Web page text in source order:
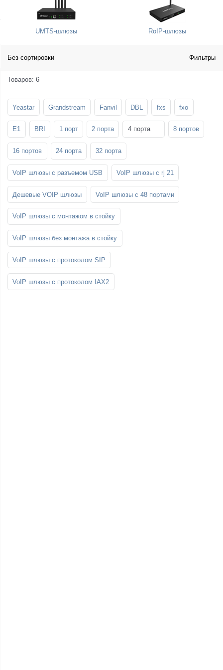
UMTS-шлюзы RoIP-шлюзы
Без сортировки Фильтры
Товаров: 6
Yeastar Grandstream Fanvil DBL fxs fxo
E1 BRI 1 порт 2 порта 4 порта 8 портов
16 портов 24 порта 32 порта
VoIP шлюзы с разъемом USB VoIP шлюзы с rj 21
Дешевые VOIP шлюзы VoIP шлюзы с 48 портами
VoIP шлюзы с монтажом в стойку
VoIP шлюзы без монтажа в стойку
VoIP шлюзы с протоколом SIP
VoIP шлюзы с протоколом IAX2
Стойки и крепления для панелей и
телевизоров
Шахтные телефоны
SFP-модули
3G/4G LTE и ADSL модемы
Мобильные телефоны